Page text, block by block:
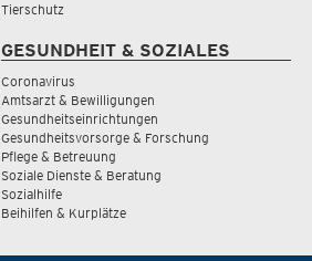
Tierschutz
GESUNDHEIT & SOZIALES
Coronavirus
Amtsarzt & Bewilligungen
Gesundheitseinrichtungen
Gesundheitsvorsorge & Forschung
Pflege & Betreuung
Soziale Dienste & Beratung
Sozialhilfe
Beihilfen & Kurplätze